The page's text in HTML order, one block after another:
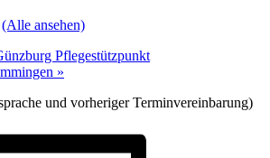
(Alle ansehen)
Pflegestützpunkt
»
und vorheriger Terminvereinbarung)